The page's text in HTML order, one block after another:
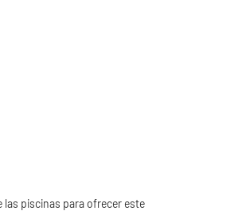
las piscinas para ofrecer este